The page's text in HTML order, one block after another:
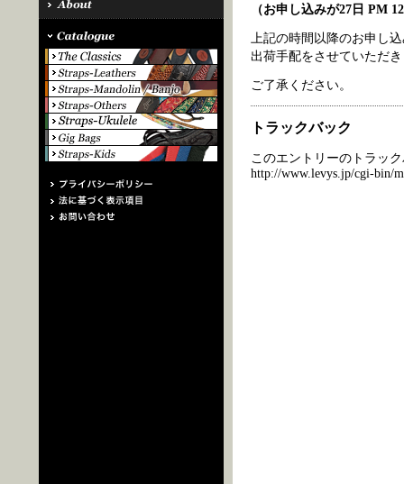
（お申し込みが27日 PM
上記の時間以降のお申し
出荷手配をさせていただ
ご了承ください。
トラックバック
このエントリーのトラッ
http://www.levys.jp/cgi-bin/